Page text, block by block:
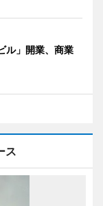
ル」開業、商業
ス